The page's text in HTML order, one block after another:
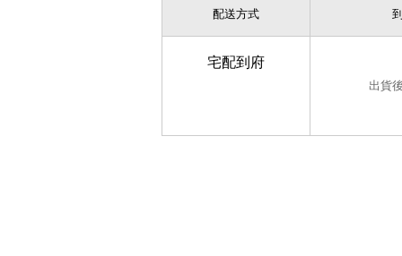
配送方式
宅配到府
出貨